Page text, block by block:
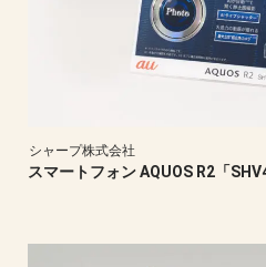
シャープ株式会社
スマートフォン AQUOS R2「